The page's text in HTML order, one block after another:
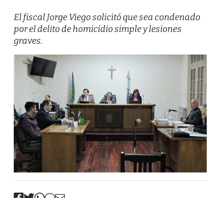
El fiscal Jorge Viego solicitó que sea condenado
por el delito de homicidio simple y lesiones
graves.